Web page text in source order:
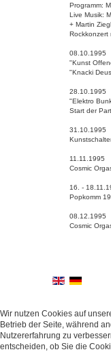
Programm:
Live Musik:
+ Martin
Rockkonzert
08.10.1995
"Kunst
"Knacki
28.10.1995
"Elektro
Start der
31.10.1995
11.11.1995
Cosmic
16. -
Popkomm
08.12.1995
Cosmic
Wir nutzen Cookies auf
Betrieb der Seite, während
Nutzererfahrung zu
entscheiden, ob Sie die